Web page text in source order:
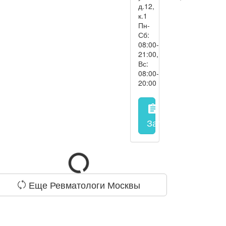
д.12,
к.1
Пн-
Сб:
08:00-
21:00,
Вс:
08:00-
20:00
assignment
Запись на прием
Еще Ревматологи Москвы